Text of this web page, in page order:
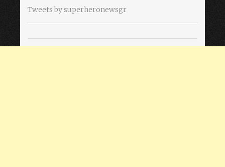
Tweets by superheronewsgr